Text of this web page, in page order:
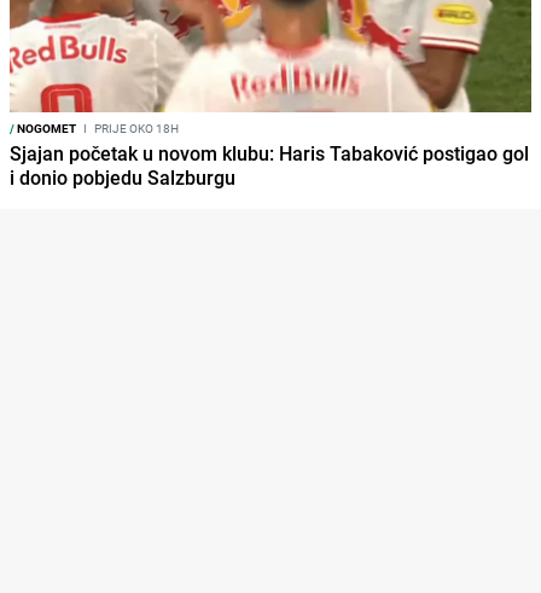
/NOGOMET I PRIJE OKO 18H
Sjajan početak u novom klubu: Haris Tabaković postigao gol
i donio pobjedu Salzburgu